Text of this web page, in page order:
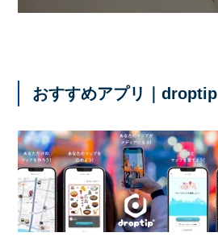
おすすめアプリ｜droptip